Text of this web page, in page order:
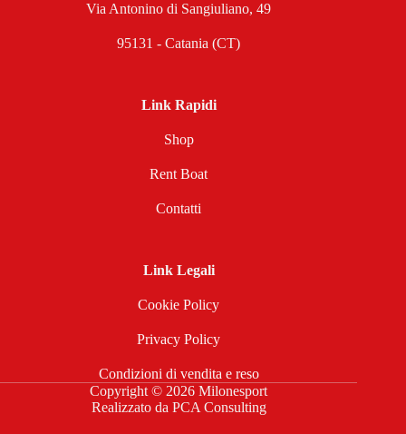
Via Antonino di Sangiuliano, 49
95131 - Catania (CT)
Link Rapidi
Shop
Rent Boat
Contatti
Link Legali
Cookie Policy
Privacy Policy
Condizioni di vendita e reso
Copyright © 2026 Milonesport
Realizzato da PCA Consulting